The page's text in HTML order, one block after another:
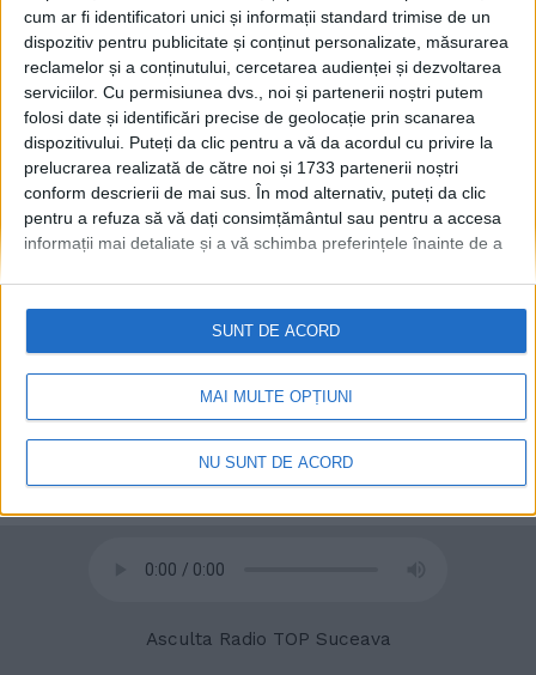
cum ar fi identificatori unici și informații standard trimise de un
dispozitiv pentru publicitate și conținut personalizate, măsurarea
reclamelor și a conținutului, cercetarea audienței și dezvoltarea
serviciilor. Cu permisiunea dvs., noi și partenerii noștri putem
folosi date și identificări precise de geolocație prin scanarea
dispozitivului. Puteți da clic pentru a vă da acordul cu privire la
prelucrarea realizată de către noi și 1733 partenerii noștri
conform descrierii de mai sus. În mod alternativ, puteți da clic
pentru a refuza să vă dați consimțământul sau pentru a accesa
informații mai detaliate și a vă schimba preferințele înainte de a
retrageți consimțământul în orice moment, revenind la acest site
și făcând clic pe butonul "Confidențialitate" din partea de jos a
paginii web.
MAI MULTE OPȚIUNI
NU SUNT DE ACORD
SUNT DE ACORD
cîștigă teren, extinzîndu-se
la nivel național
11 NOIEMBRIE, 2023
Asculta Radio TOP Suceava